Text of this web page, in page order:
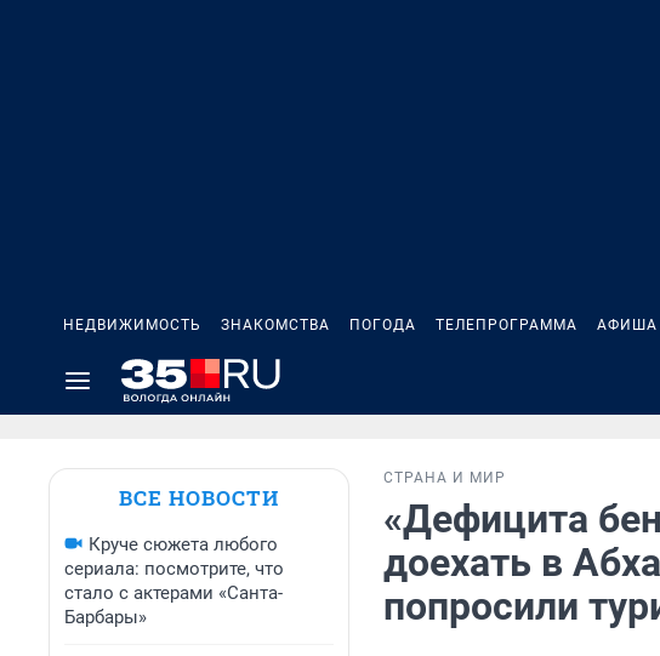
НЕДВИЖИМОСТЬ ЗНАКОМСТВА ПОГОДА ТЕЛЕПРОГРАММА АФИША
ВСЕ НОВОСТИ
Круче сюжета любого
сериала: посмотрите, что
стало с актерами «Санта-
Барбары»
СТРАНА И МИР
«Дефицита
доехать в
попросили